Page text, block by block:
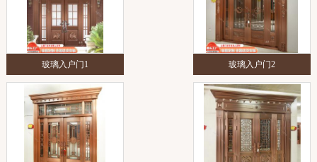
玻璃入户门1 玻璃入户门2